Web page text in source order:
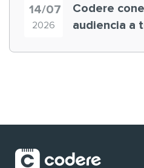
14/07
2026
Codere
audiencia a